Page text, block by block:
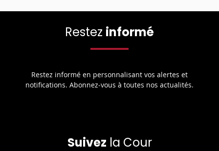
Restez informé
Restez informé en personnalisant vos alertes et
notifications. Abonnez-vous à toutes nos actualités.
Suivez la Cour